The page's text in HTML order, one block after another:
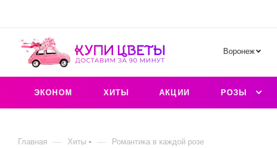
Воронеж
ЭКОНОМ ХИТЫ АКЦИИ РОЗЫ
Главная — Хиты — Романтика в каждой розе